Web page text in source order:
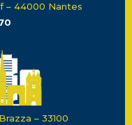
– 44000 Nantes
– 33100